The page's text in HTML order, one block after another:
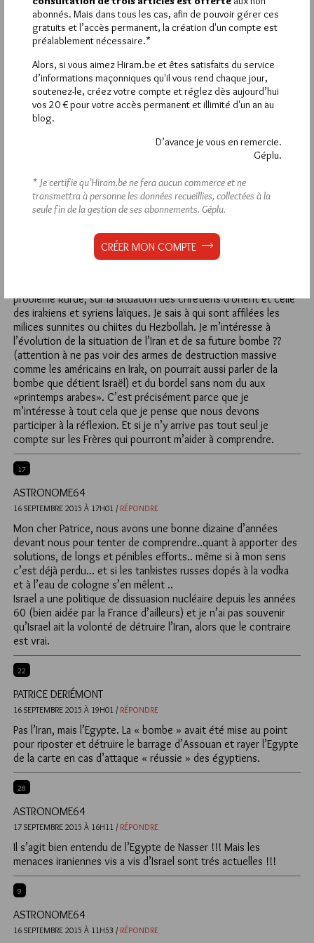
PATRICE DERIÉMONT
16 SEPTEMBRE 2015 À 18H04 / RÉPONDRE
Europe 1, qu’Israël était venu en aide sur un plan médical à
1700 migrants. Bon c’est assez modeste tout de même. De
plus elle a déclaré qu’il n’était pas question d’accueillir des
réfugiés. Si l’on compare aux 1,5 millions de réfugiés au Liban,
au 1,5 millions en Jordanie et au 1,5 millions en Turquie, on
peut dire sans être considéré comme anti Israélien : « peut
PATRICE DERIÉMONT
Mon cher Astronome 64. le rédacteur de cette contribution
entend bien que les Frères se prononcent sur des solutions.
problème kurde, sur la situation des chrétiens d’orient et celle
des irakiens et syriens laïques. Je sais à qui sont affilées les
milices sunnites ou chiites du Hezbollah. Je m’intéresse à
l’évolution de la situation de l’Iran et de sa future bombe ??
(attention à ne pas voir des armes de destruction massive
comme les américains en Irak, on pourrait aussi parler de la
bombe que détient Israël) et du bordel sans nom du aux
«printemps arabes». C’est précisément parce que je
m’intéresse à tout cela que je pense que nous devons
participer à la réflexion. Et si je n’y arrive pas tout seul je
compte sur les Frères qui pourront m’aider à comprendre.
17
ASTRONOME64
16 SEPTEMBRE 2015 À 17H01 / RÉPONDRE
Mon cher Patrice, nous avons une bonne dizaine d’années
devant nous pour tenter de comprendre..quant à apporter des
solutions, de longs et pénibles efforts.. même si à mon sens
c’est déjà perdu… et si les tankistes russes dopés à la vodka
et à l’eau de cologne s’en mêlent ..
Israel a une politique de dissuasion nucléaire depuis les années
60 (bien aidée par la France d’ailleurs) et je n’ai pas souvenir
qu’Israel ait la volonté de détruire l’Iran, alors que le contraire
est vrai.
22
PATRICE DERIÉMONT
16 SEPTEMBRE 2015 À 19H01 / RÉPONDRE
Pas l’Iran, mais l’Egypte. La « bombe » avait été mise au point
pour riposter et détruire le barrage d’Assouan et rayer l’Egypte
de la carte en cas d’attaque « réussie » des égyptiens.
28
ASTRONOME64
17 SEPTEMBRE 2015 À 16H11 / RÉPONDRE
Il s’agit bien entendu de l’Egypte de Nasser !!! Mais les
menaces iraniennes vis a vis d’Israel sont trés actuelles !!!
9
ASTRONOME64
16 SEPTEMBRE 2015 À 11H53 / RÉPONDRE
abonnés. Mais dans tous les cas, afin de pouvoir gérer ces
gratuits et l’accès permanent, la création d'un compte est
préalablement nécessaire.*
Alors, si vous aimez Hiram.be et êtes satisfaits du service
d’informations maçonniques qu'il vous rend chaque jour,
soutenez-le, créez votre compte et réglez dès aujourd’hui
vos 20 € pour votre accès permanent et illimité d'un an au
blog.
D’avance je vous en remercie.
Géplu.
* Je certifie qu’Hiram.be ne fera aucun commerce et ne
transmettra à personne les données recueillies, collectées à la
seule fin de la gestion de ses abonnements. Géplu.
CRÉER MON COMPTE